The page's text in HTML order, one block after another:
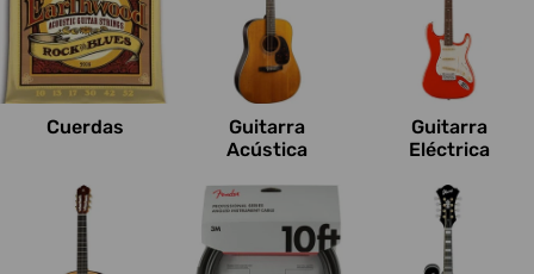
Cuerdas
Guitarra
Acústica
Guitarra
Eléctrica